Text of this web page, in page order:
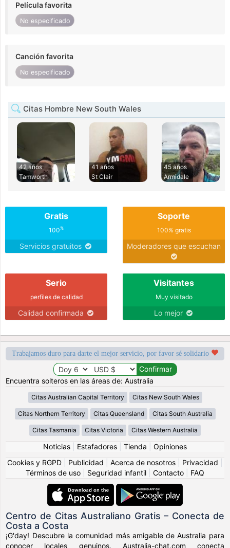
Película favorita
No especificado
Canción favorita
No especificado
Citas Hombre New South Wales
42 años
Tamworth
41 años
St Clair
45 años
Armidale
Gratis
100%
Servicios gratuitos
Soporte
100% gratis
Moderadores que escuchan
Serio
perfiles de calidad
Calidad confirmada
Visitantes
Muy visitado
Lo mejor
Trabajamos duro para darte el mejor servicio, por favor sé solidario
Encuentra solteros en las áreas de: Australia
Citas Australian Capital Territory Citas New South Wales
Citas Northern Territory Citas Queensland Citas South Australia
Citas Tasmania Citas Victoria Citas Western Australia
Noticias Estafadores Tienda
Opiniones
Cookies y RGPD
Publicidad Acerca de nosotros Privacidad
Términos de uso
Seguridad infantil Contacto FAQ
Centro de Citas Australiano Gratis – Conecta de
Costa a Costa
¡G'day! Descubre la comunidad más amigable de Australia para
conocer locales genuinos. Australia-chat.com conecta